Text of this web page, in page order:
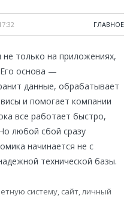
ГЛАВНОЕ
только на приложениях,
основа —
данные, обрабатывает
и помогает компании
все работает быстро,
любой сбой сразу
начинается не с
технической базы.
систему, сайт, личный